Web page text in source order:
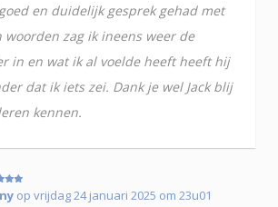
en duidelijk gesprek gehad met
woorden zag ik ineens weer de
in en wat ik al voelde heeft heeft hij
dat ik iets zei. Dank je wel Jack blij
kennen.
op vrijdag 24 januari 2025 om 23u01